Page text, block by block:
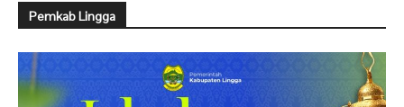
Pemkab Lingga